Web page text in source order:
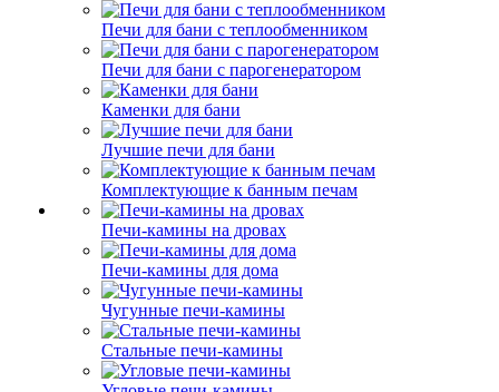
Печи для бани с теплообменником
Печи для бани с парогенератором
Каменки для бани
Лучшие печи для бани
Комплектующие к банным печам
Печи-камины на дровах
Печи-камины для дома
Чугунные печи-камины
Стальные печи-камины